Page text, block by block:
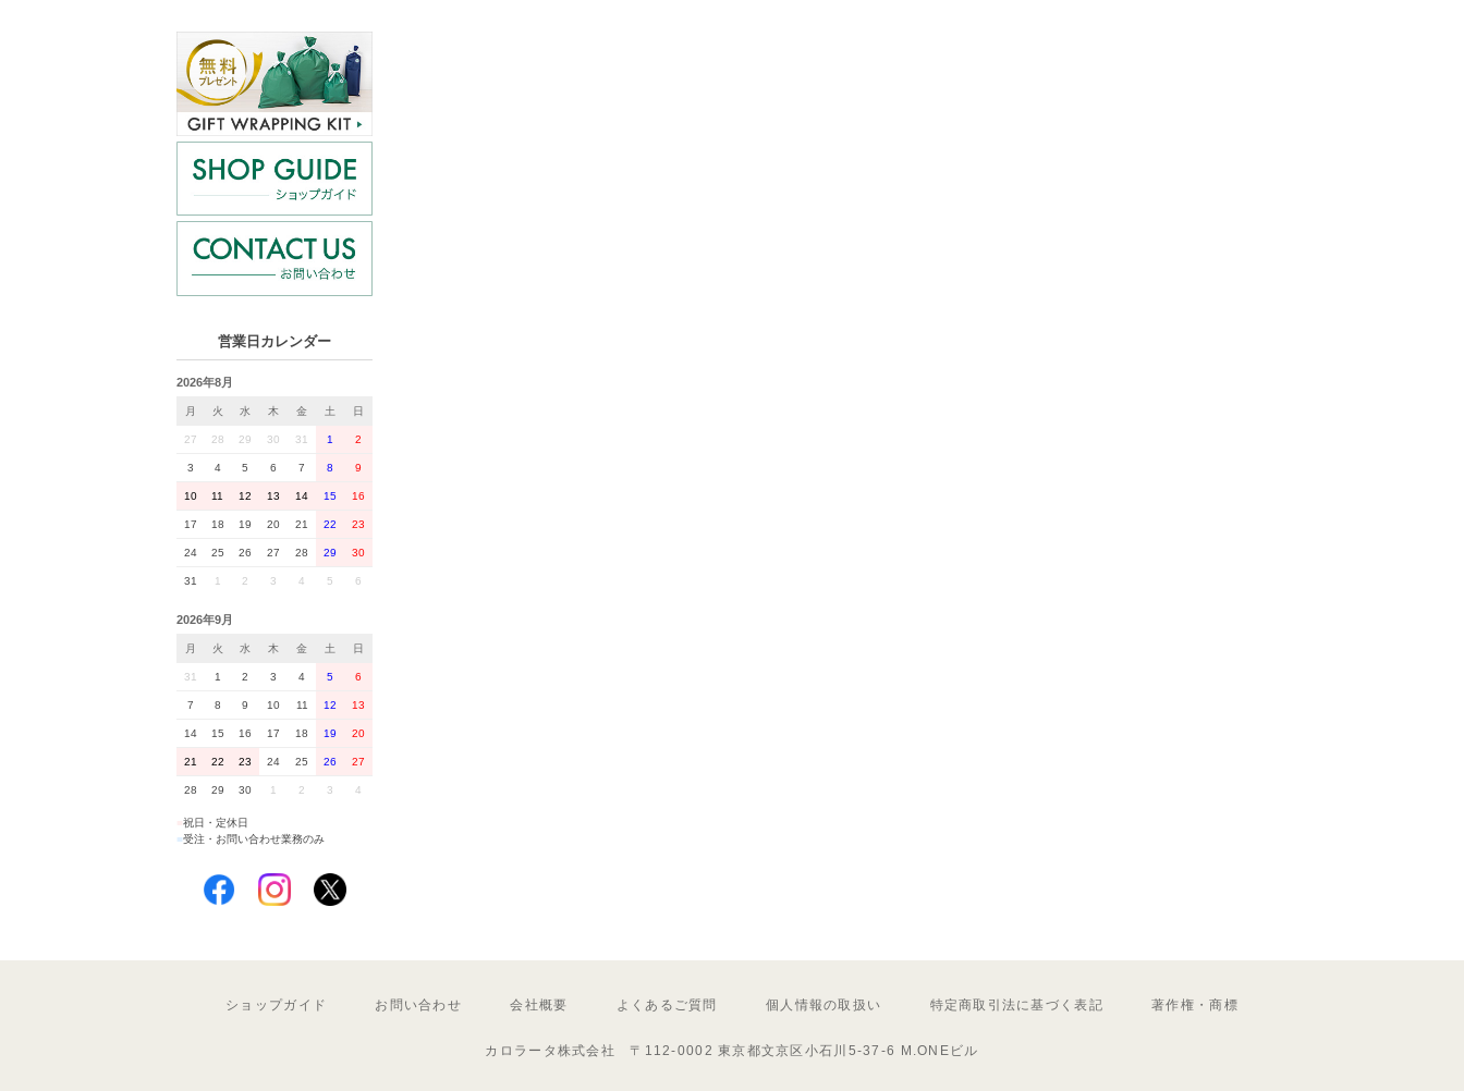
営業日カレンダー
2026年8月
月 火 水 木 金 土 日
27 28 29 30 31 1 2
3 4 5 6 7 8 9
10 11 12 13 14 15 16
17 18 19 20 21 22 23
24 25 26 27 28 29 30
31 1 2 3 4 5 6
2026年9月
月 火 水 木 金 土 日
31 1 2 3 4 5 6
7 8 9 10 11 12 13
14 15 16 17 18 19 20
21 22 23 24 25 26 27
28 29 30 1 2 3 4
祝日・定休日
■受注・お問い合わせ業務のみ
ショップガイド お問い合わせ 会社概要 よくあるご質問 個人情報の取扱い 特定商取引法に基づく表記 著作権・商標
カロラータ株式会社 〒112-0002 東京都文京区小石川5-37-6 M.ONEビル